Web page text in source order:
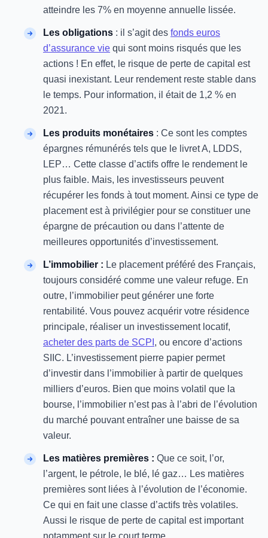
atteindre les 7% en moyenne annuelle lissée.
Les obligations : il s’agit des fonds euros
d’assurance vie qui sont moins risqués que les
actions ! En effet, le risque de perte de capital est
quasi inexistant. Leur rendement reste stable dans
le temps. Pour information, il était de 1,2 % en
2021.
Les produits monétaires : Ce sont les comptes
épargnes rémunérés tels que le livret A, LDDS,
LEP… Cette classe d’actifs offre le rendement le
plus faible. Mais, les investisseurs peuvent
récupérer les fonds à tout moment. Ainsi ce type de
placement est à privilégier pour se constituer une
épargne de précaution ou dans l’attente de
meilleures opportunités d’investissement.
L’immobilier : Le placement préféré des Français,
toujours considéré comme une valeur refuge. En
outre, l’immobilier peut générer une forte
rentabilité. Vous pouvez acquérir votre résidence
principale, réaliser un investissement locatif,
acheter des parts de SCPI , ou encore d’actions
SIIC. L’investissement pierre papier permet
d’investir dans l’immobilier à partir de quelques
milliers d’euros. Bien que moins volatil que la
bourse, l’immobilier n’est pas à l’abri de l’évolution
du marché pouvant entraîner une baisse de sa
valeur.
Les matières premières : Que ce soit, l’or,
l’argent, le pétrole, le blé, lé gaz… Les matières
premières sont liées à l’évolution de l’économie.
Ce qui en fait une classe d’actifs très volatiles.
Aussi le risque de perte de capital est important
notamment sur le court terme.